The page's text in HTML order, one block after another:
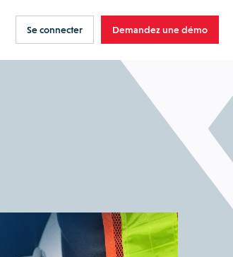
Se connecter Demandez une démo